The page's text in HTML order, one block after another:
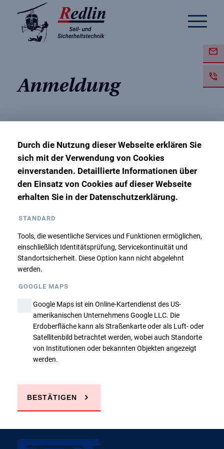
Anmeldung
Wiederholungsunterweisung
SZP L1/L2/L3
16. Mai 2024
Ausbildungsbasis Hannover
Zurück
Sie haben Fragen?
E-MAIL SCHREIBEN
Durch die Nutzung dieser Webseite erklären Sie
sich mit der Verwendung von Cookies
einverstanden. Detaillierte Informationen über
den Einsatz von Cookies auf dieser Webseite
erhalten Sie in der Datenschutzerklärung.
STANDARD
Tools, die wesentliche Services und Funktionen ermöglichen,
einschließlich Identitätsprüfung, Servicekontinuität und
Standortsicherheit. Diese Option kann nicht abgelehnt
werden.
GOOGLE MAPS
Google Maps ist ein Online-Kartendienst des US-
amerikanischen Unternehmens Google LLC. Die
Erdoberfläche kann als Straßenkarte oder als Luft- oder
Satellitenbild betrachtet werden, wobei auch Standorte
von Institutionen oder bekannten Objekten angezeigt
werden.
BESTÄTIGEN